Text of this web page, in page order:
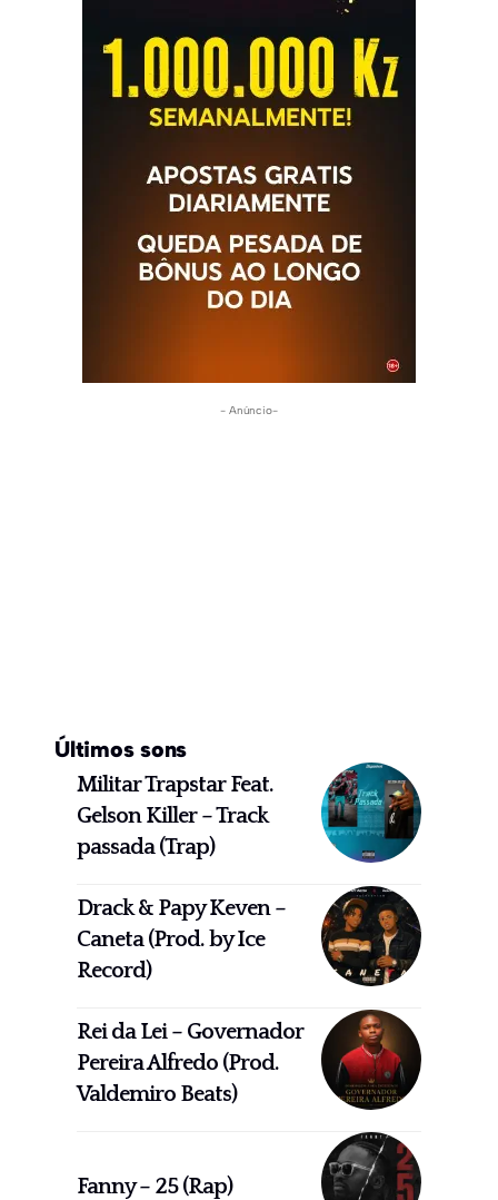
- Anúncio-
Últimos sons
Militar Trapstar Feat.
Gelson Killer – Track
passada (Trap)
Drack & Papy Keven –
Caneta (Prod. by Ice
Record)
Rei da Lei – Governador
Pereira Alfredo (Prod.
Valdemiro Beats)
Fanny – 25 (Rap)